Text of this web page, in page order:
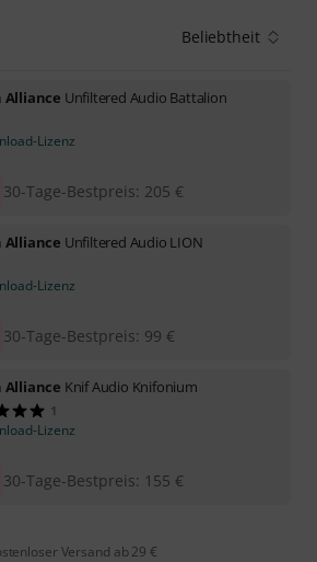
Beliebtheit
Alliance Unfiltered Audio Battalion
Lizenz
30-Tage-Bestpreis: 205 €
Alliance Unfiltered Audio LION
Lizenz
30-Tage-Bestpreis: 99 €
Alliance Knif Audio Knifonium
1
Lizenz
30-Tage-Bestpreis: 155 €
Versand ab 29 €